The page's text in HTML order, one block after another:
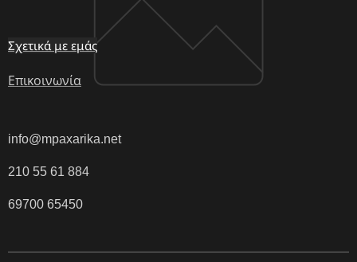
Σχετικά με εμάς
Επικοινωνία
info@mpaxarika.net
210 55 61 884
69700 65450